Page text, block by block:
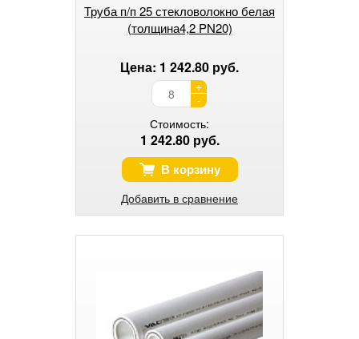
Труба п/п 25 стекловолокно белая
(толщина4,2 PN20)
Цена: 1 242.80 руб.
+
-
Стоимость:
1 242.80 руб.
В корзину
Добавить в сравнение